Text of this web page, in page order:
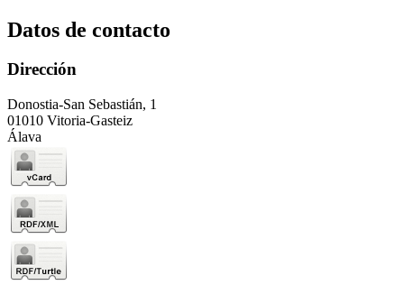
Datos de contacto
Dirección
Donostia-San Sebastián, 1
01010 Vitoria-Gasteiz
Álava